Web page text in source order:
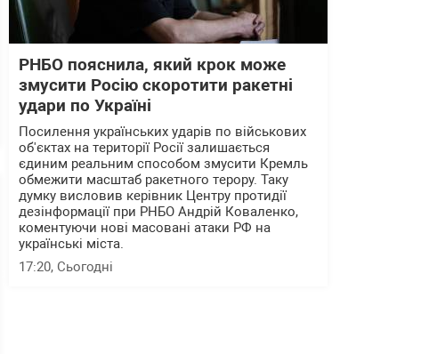
РНБО пояснила, який крок може
змусити Росію скоротити ракетні
удари по Україні
Посилення українських ударів по військових
об'єктах на території Росії залишається
єдиним реальним способом змусити Кремль
обмежити масштаб ракетного терору. Таку
думку висловив керівник Центру протидії
дезінформації при РНБО Андрій Коваленко,
коментуючи нові масовані атаки РФ на
українські міста.
17:20, Сьогодні